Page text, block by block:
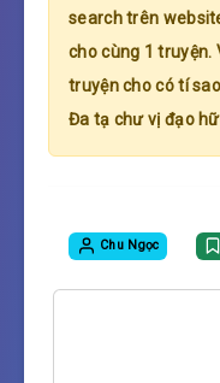
search trên
cho cùng 1 truyện.
truyện cho có tí
Đa tạ chư vị đạo
Chu Ngọc